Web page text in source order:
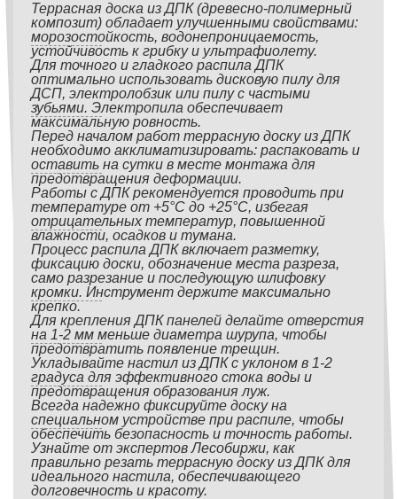
Террасная доска из ДПК (древесно-полимерный
композит) обладает улучшенными свойствами:
морозостойкость, водонепроницаемость,
устойчивость к грибку и ультрафиолету.
Для точного и гладкого распила ДПК
оптимально использовать дисковую пилу для
ДСП, электролобзик или пилу с частыми
зубьями. Электропила обеспечивает
максимальную ровность.
Перед началом работ террасную доску из ДПК
необходимо акклиматизировать: распаковать и
оставить на сутки в месте монтажа для
предотвращения деформации.
Работы с ДПК рекомендуется проводить при
температуре от +5°С до +25°С, избегая
отрицательных температур, повышенной
влажности, осадков и тумана.
Процесс распила ДПК включает разметку,
фиксацию доски, обозначение места разреза,
само разрезание и последующую шлифовку
кромки. Инструмент держите максимально
крепко.
Для крепления ДПК панелей делайте отверстия
на 1-2 мм меньше диаметра шурупа, чтобы
предотвратить появление трещин.
Укладывайте настил из ДПК с уклоном в 1-2
градуса для эффективного стока воды и
предотвращения образования луж.
Всегда надежно фиксируйте доску на
специальном устройстве при распиле, чтобы
обеспечить безопасность и точность работы.
Узнайте от экспертов Лесобиржи, как
правильно резать террасную доску из ДПК для
идеального настила, обеспечивающего
долговечность и красоту.